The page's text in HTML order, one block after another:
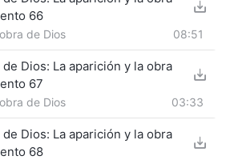
66
de Dios 08:51
Dios: La aparición y la obra
67
de Dios 03:33
Dios: La aparición y la obra
68